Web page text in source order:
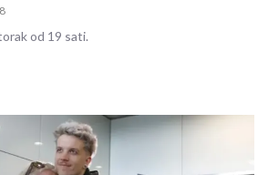
od 19 sati.